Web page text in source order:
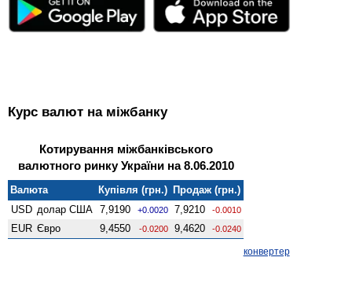
Курс валют на міжбанку
Котирування міжбанківського
валютного ринку України на 8.06.2010
Валюта Купівля (грн.) Продаж (грн.)
USD долар США 7,9190 +0.0020 7,9210 -0.0010
EUR Євро 9,4550 -0.0200 9,4620 -0.0240
конвертер